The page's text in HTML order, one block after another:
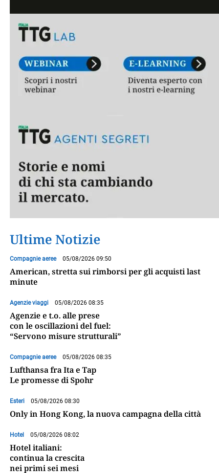
Ultime Notizie
Compagnie aeree 05/08/2026 09:50
American, stretta sui rimborsi per gli acquisti last
minute
Agenzie viaggi 05/08/2026 08:35
Agenzie e t.o. alle prese
con le oscillazioni del fuel:
“Servono misure strutturali”
Compagnie aeree 05/08/2026 08:35
Lufthansa fra Ita e Tap
Le promesse di Spohr
Esteri 05/08/2026 08:30
Only in Hong Kong, la nuova campagna della città
Hotel 05/08/2026 08:02
Hotel italiani:
continua la crescita
nei primi sei mesi